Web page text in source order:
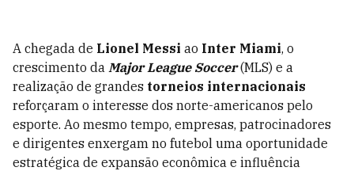
A chegada de Lionel Messi ao Inter Miami, o
crescimento da Major League Soccer(MLS) e a
realização de grandes torneios internacionais
reforçaram o interesse dos norte-americanos pelo
esporte. Ao mesmo tempo, empresas, patrocinadores
e dirigentes enxergam no futebol uma oportunidade
estratégica de expansão econômica e influência